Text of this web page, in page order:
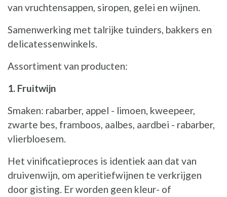
van vruchtensappen, siropen, gelei en wijnen.
Samenwerking met talrijke tuinders, bakkers en
delicatessenwinkels.
Assortiment van producten:
1. Fruitwijn
Smaken: rabarber, appel - limoen, kweepeer,
zwarte bes, framboos, aalbes, aardbei - rabarber,
vlierbloesem.
Het vinificatieproces is identiek aan dat van
druivenwijn, om aperitiefwijnen te verkrijgen
door gisting. Er worden geen kleur- of